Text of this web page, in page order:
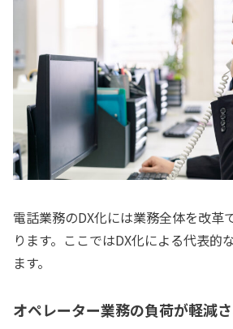
電話業務のDX化には業務全体を改革
ります。ここではDX化による代表的
ます。
オペレーター業務の負荷が軽減